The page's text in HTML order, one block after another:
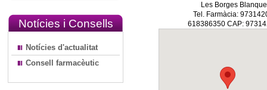
Notícies i Consells
Notícies d'actualitat
Consell farmacèutic
Les Borges
Tel. Farmàcia:
618386350 CAP: